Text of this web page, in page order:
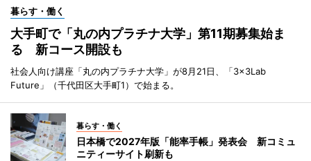
暮らす・働く
大手町で「丸の内プラチナ大学」第11期募集始ま
る 新コース開設も
社会人向け講座「丸の内プラチナ大学」が8月21日、「3×3Lab
Future」（千代田区大手町1）で始まる。
暮らす・働く
日本橋で2027年版「能率手帳」発表会 新コミュ
ニティーサイト刷新も